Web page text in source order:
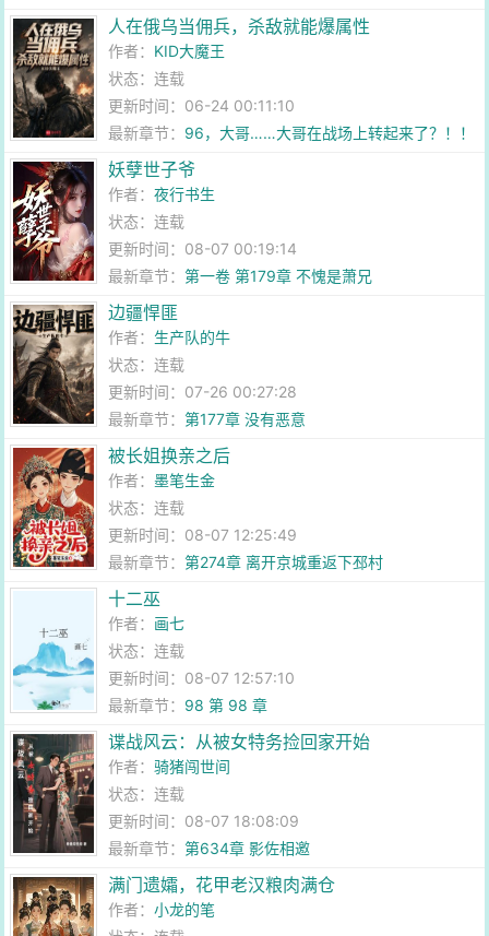
人在俄乌当佣兵，杀敌就能爆属性
作者： KID大魔王
状态：连载
更新时间：06-24 00:11:10
最新章节： 96，大哥……大哥在战场上转起来了？！！
妖孽世子爷
作者：夜行书生
状态：连载
更新时间：08-07 00:19:14
最新章节：第一卷 第179章 不愧是萧兄
边疆悍匪
作者： 生产队的牛
状态：连载
更新时间：07-26 00:27:28
最新章节：第177章 没有恶意
被长姐换亲之后
作者：墨笔生金
状态：连载
更新时间：08-07 12:25:49
最新章节：第274章 离开京城重返下邳村
十二巫
作者： 画七
状态：连载
更新时间：08-07 12:57:10
最新章节： 98 第 98 章
谍战风云：从被女特务捡回家开始
作者：骑猪闯世间
状态：连载
更新时间：08-07 18:08:09
最新章节：第634章 影佐相邀
满门遗孀，花甲老汉粮肉满仓
作者：小龙的笔